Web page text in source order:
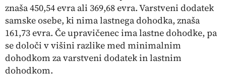
znaša 450,54 evra ali 369,68 evra. Varstveni dodatek
samske osebe, ki nima lastnega dohodka, znaša
161,73 evra. Če upravičenec ima lastne dohodke, pa
se določi v višini razlike med minimalnim
dohodkom za varstveni dodatek in lastnim
dohodkom.